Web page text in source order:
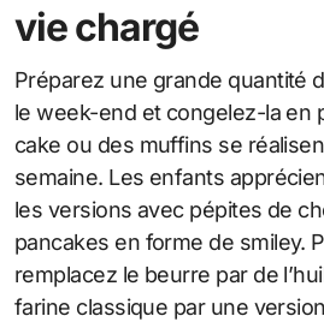
vie chargé
Préparez une grande quantité
le week-end et congelez-la en
cake ou des muffins se
semaine. Les enfants
les versions avec pépites de
pancakes en forme de smiley.
remplacez le beurre par de
farine classique par une